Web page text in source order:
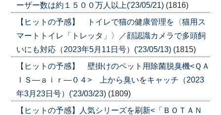
ーザー数は約１５００万人以上('23/05/21) (1816)
【ヒットの予感】 トイレで猫の健康管理を〈猫用ス
マートトイレ「トレッタ」〉／顔認識カメラで多頭飼
いにも対応（2023年5月11日号）('23/05/13) (1815)
【ヒットの予感】 壁掛けのペット用除菌脱臭機<ＱＡ
ＩＳ―ａｉｒ―０４> 上から臭いをキャッチ（2023
年3月23日号）('23/03/23) (1809)
【ヒットの予感】人気シリーズを刷新<「ＢＯＴＡＮ